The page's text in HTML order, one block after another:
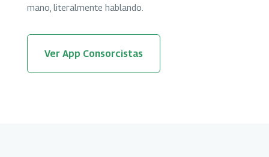
mano, literalmente hablando.
Ver App Consorcistas